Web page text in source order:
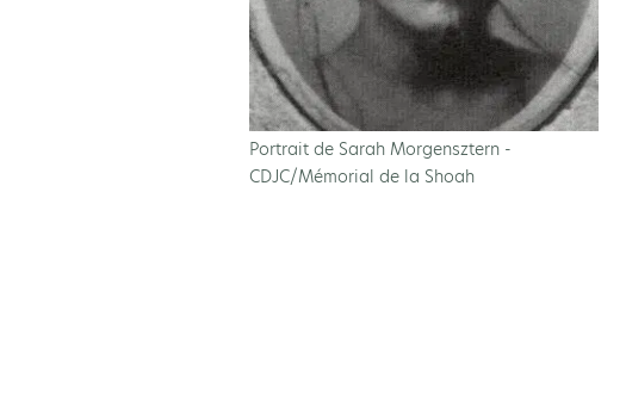
Portrait de Sarah Morgensztern -
CDJC/Mémorial de la Shoah